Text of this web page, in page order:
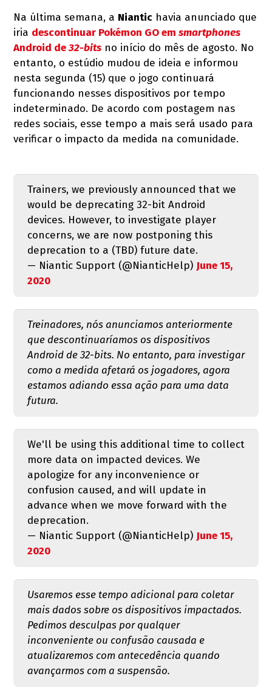
Na última semana, a Niantic havia anunciado que
iria descontinuar Pokémon GOemsmartphones
Android de32-bits no início do mês de agosto. No
entanto, o estúdio mudou de ideia e informou
nesta segunda (15) que o jogo continuará
funcionando nesses dispositivos por tempo
indeterminado. De acordo com postagem nas
redes sociais, esse tempo a mais será usado para
verificar o impacto da medida na comunidade.
Trainers, we previously announced that we
would be deprecating 32-bit Android
devices. However, to investigate player
concerns, we are now postponing this
deprecation to a (TBD) future date.
— Niantic Support (@NianticHelp) June 15,
2020
Treinadores, nós anunciamos anteriormente
que descontinuaríamos os dispositivos
Android de 32-bits. No entanto, para investigar
como a medida afetará os jogadores, agora
estamos adiando essa ação para uma data
futura.
We'll be using this additional time to collect
more data on impacted devices. We
apologize for any inconvenience or
confusion caused, and will update in
advance when we move forward with the
deprecation.
— Niantic Support (@NianticHelp) June 15,
2020
Usaremos esse tempo adicional para coletar
mais dados sobre os dispositivos impactados.
Pedimos desculpas por qualquer
inconveniente ou confusão causada e
atualizaremos com antecedência quando
avançarmos com a suspensão.